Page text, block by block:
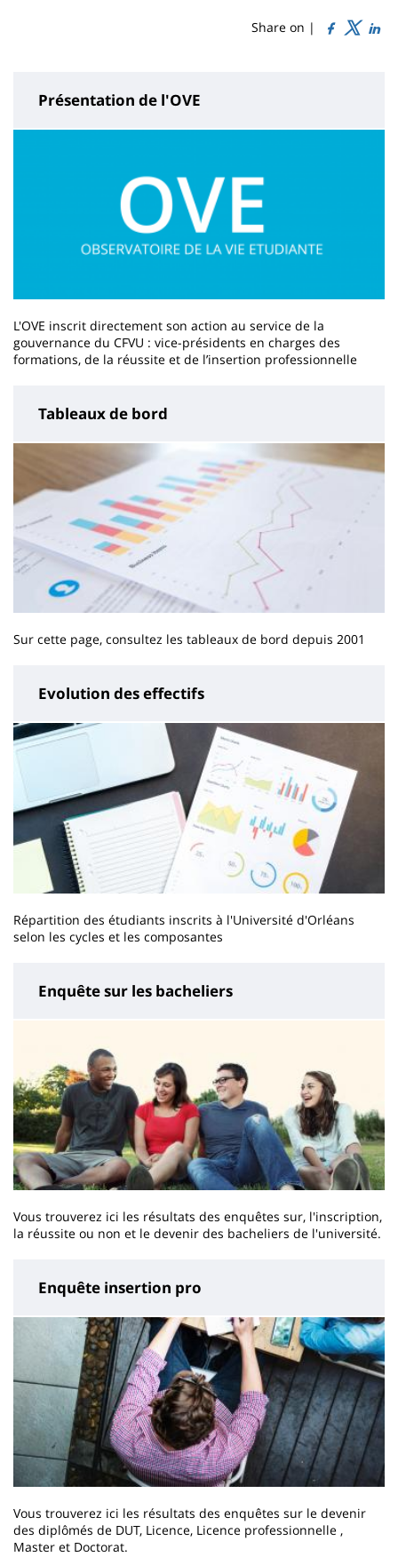
Share on |
Présentation de l'OVE
L'OVE inscrit directement son action au service de la
gouvernance du CFVU : vice-présidents en charges des
formations, de la réussite et de l’insertion professionnelle
Tableaux de bord
Sur cette page, consultez les tableaux de bord depuis 2001
Evolution des effectifs
Répartition des étudiants inscrits à l'Université d'Orléans
selon les cycles et les composantes
Enquête sur les bacheliers
Vous trouverez ici les résultats des enquêtes sur, l'inscription,
la réussite ou non et le devenir des bacheliers de l'université.
Enquête insertion pro
Vous trouverez ici les résultats des enquêtes sur le devenir
des diplômés de DUT, Licence, Licence professionnelle ,
Master et Doctorat.